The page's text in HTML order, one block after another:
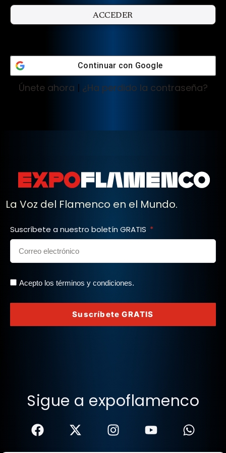
Continuar con Google
Únete ahora | ¿Ha perdido la contraseña?
La Voz del Flamenco en el Mundo.
Suscríbete a nuestro boletín GRATIS
Acepto los términos y condiciones.
Suscríbete GRATIS
Sigue a expoflamenco